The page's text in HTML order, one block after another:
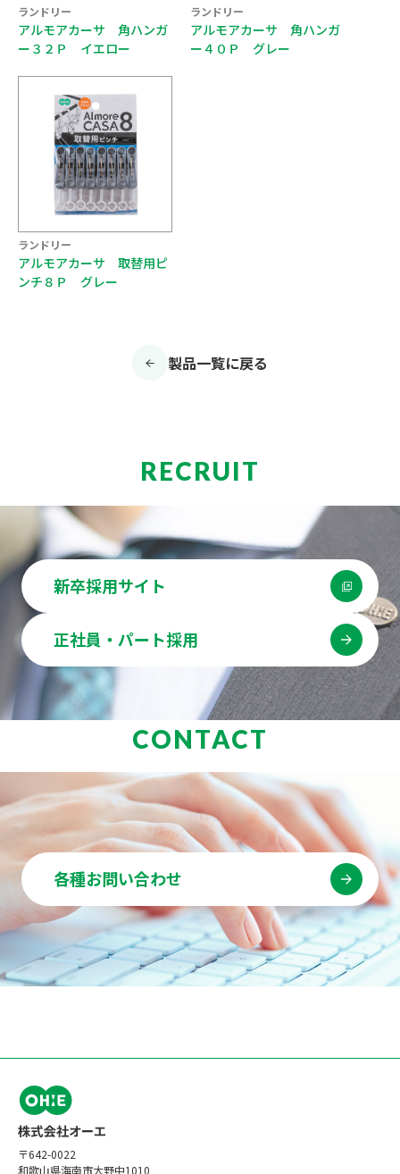
ランドリー
アルモアカーサ 角ハンガ
ー３２Ｐ イエロー
ランドリー
アルモアカーサ 角ハンガ
ー４０Ｐ グレー
ランドリー
アルモアカーサ 取替用ピ
ンチ８Ｐ グレー
製品一覧に戻る
RECRUIT
新卒採用サイト
正社員・パート採用
CONTACT
各種お問い合わせ
〒642-0022
和歌山県海南市大野中1010